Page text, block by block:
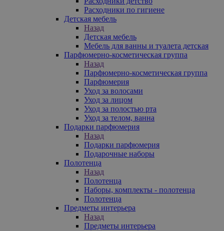
Расходники по гигиене
Детская мебель
Назад
Детская мебель
Мебель для ванны и туалета детская
Парфюмерно-косметическая группа
Назад
Парфюмерно-косметическая группа
Парфюмерия
Уход за волосами
Уход за лицом
Уход за полостью рта
Уход за телом, ванна
Подарки парфюмерия
Назад
Подарки парфюмерия
Подарочные наборы
Полотенца
Назад
Полотенца
Наборы, комплекты - полотенца
Полотенца
Предметы интерьера
Назад
Предметы интерьера